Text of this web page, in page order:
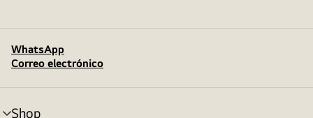
WhatsApp
Correo electrónico
Shop